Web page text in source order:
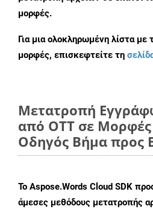
μορφές.
Για μια ολοκληρωμένη λίστα με
μορφές, επισκεφτείτε τη
Μετατροπή
από OTT σε Μορφές
Οδηγός Βήμα προς
Το Aspose.Words Cloud SDK
άμεσες μεθόδους μετατροπής